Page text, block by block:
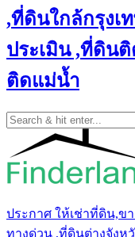
,ที่ดินใกล้กรุงเ
ประเมิน ,ที่ดิน
ติดแม่น้ำ
ประกาศ ให้เช่าที่ดิน,
ทางด่วน ,ที่ดินต่างจังห